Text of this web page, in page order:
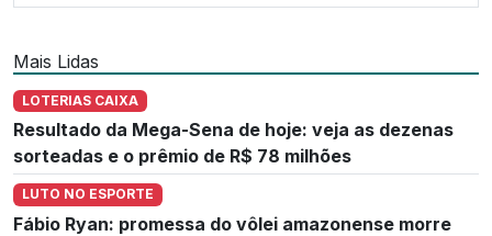
Mais Lidas
LOTERIAS CAIXA
Resultado da Mega-Sena de hoje: veja as dezenas
sorteadas e o prêmio de R$ 78 milhões
LUTO NO ESPORTE
Fábio Ryan: promessa do vôlei amazonense morre